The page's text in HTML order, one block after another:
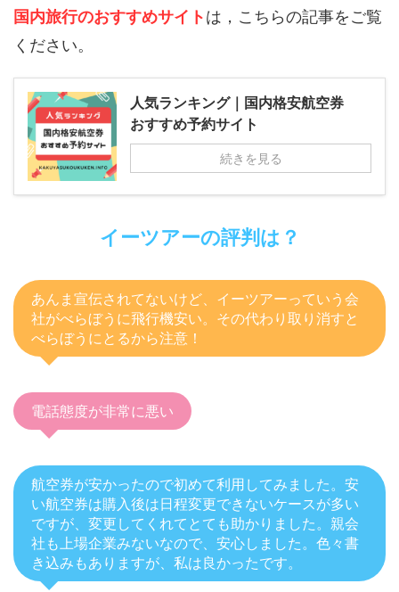
国内旅行のおすすめサイトは，こちらの記事をご覧
ください。
人気ランキング｜国内格安航空券
おすすめ予約サイト
続きを見る
イーツアーの評判は？
あんま宣伝されてないけど、イーツアーっていう会
社がべらぼうに飛行機安い。その代わり取り消すと
べらぼうにとるから注意！
電話態度が非常に悪い
航空券が安かったので初めて利用してみました。安
い航空券は購入後は日程変更できないケースが多い
ですが、変更してくれてとても助かりました。親会
社も上場企業みないなので、安心しました。色々書
き込みもありますが、私は良かったです。